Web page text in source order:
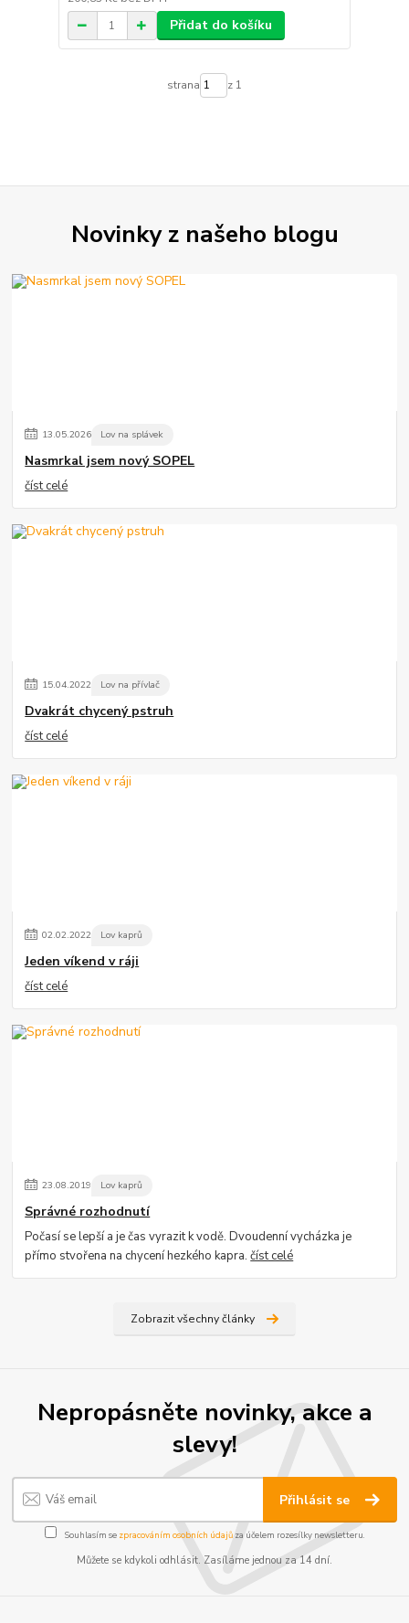
Přidat do košíku
strana z 1
Novinky z našeho blogu
13.05.2026 Lov na splávek
Nasmrkal jsem nový SOPEL
číst celé
15.04.2022 Lov na přívlač
Dvakrát chycený pstruh
číst celé
02.02.2022 Lov kaprů
Jeden víkend v ráji
číst celé
23.08.2019 Lov kaprů
Správné rozhodnutí
Počasí se lepší a je čas vyrazit k vodě. Dvoudenní vycházka je
přímo stvořena na chycení hezkého kapra.číst celé
Zobrazit všechny články
Nepropásněte novinky, akce a
slevy!
Přihlásit se
Souhlasím se zpracováním osobních údajůza účelem rozesílky newsletteru.
Můžete se kdykoli odhlásit. Zasíláme jednou za 14 dní.